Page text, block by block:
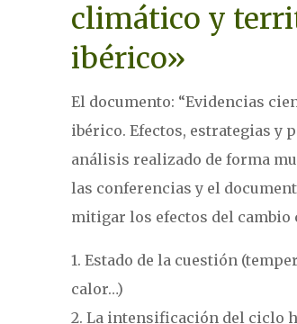
climático y
ibérico»
El documento: “Evidencias
ibérico. Efectos, estrategias y
análisis realizado de forma
las conferencias y el
mitigar los efectos del cambio
1. Estado de la cuestión
calor…)
2. La intensificación del ciclo